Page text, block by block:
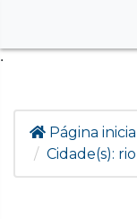
.
Página inicial
Cidade(s):